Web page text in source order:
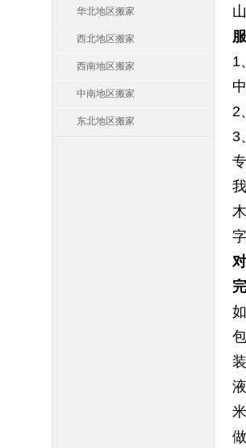
华北地区搬家
西北地区搬家
西南地区搬家
中南地区搬家
东北地区搬家
1
2
3